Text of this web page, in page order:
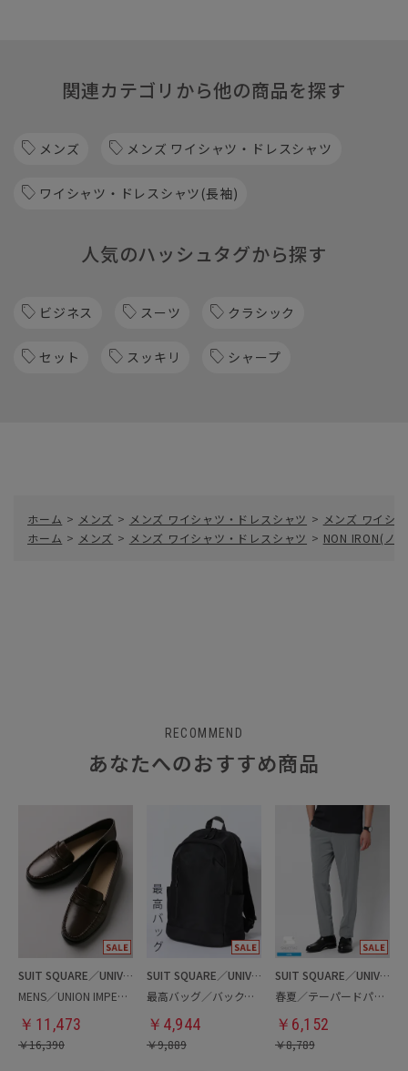
関連カテゴリから他の商品を探す
メンズ メンズ ワイシャツ・ドレスシャツ
ワイシャツ・ドレスシャツ(長袖)
人気のハッシュタグから探す
ビジネス スーツ クラシック
セット スッキリ シャープ
ホーム > メンズ > メンズ ワイシャツ・ドレスシャツ > メンズ ワイシ
ホーム > メンズ > メンズ ワイシャツ・ドレスシャツ > NON IRON(ノ
RECOMMEND
あなたへのおすすめ商品
SUIT SQUARE／UNIVERSAL LANGUAGE
MENS／UNION IMPERIAL監修／コインローファー
￥ 11,473
￥16,390
SUIT SQUARE／UNIVERSAL LANGUAGE
最高バッグ／バックパック
￥ 4,944
￥9,889
SUIT SQUARE／UNIVERSAL LANGUAGE
春夏／テーパードパンツ
￥ 6,152
￥8,789